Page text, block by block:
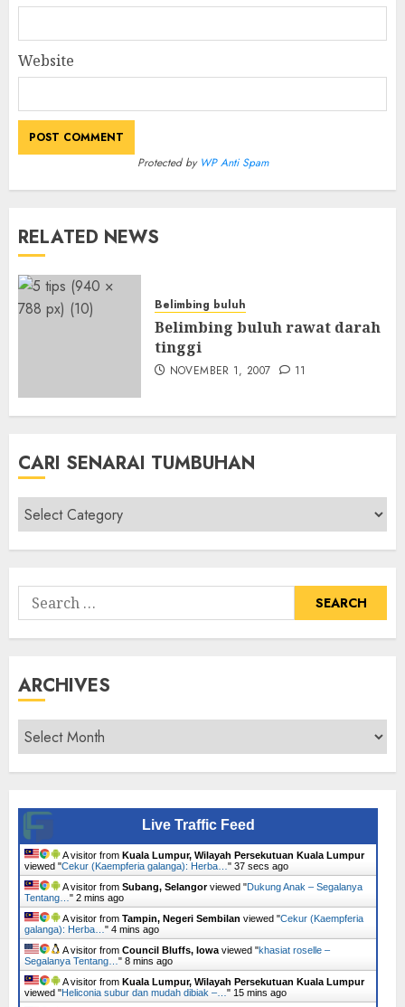
Website
Protected by WP Anti Spam
RELATED NEWS
Belimbing buluh
Belimbing buluh rawat darah
tinggi
NOVEMBER 1, 2007 11
CARI SENARAI TUMBUHAN
Cari
Senarai
Tumbuhan
Search
for:
ARCHIVES
Archives
Live Traffic Feed
A visitor from Kuala Lumpur, Wilayah Persekutuan Kuala Lumpur
viewed "Cekur (Kaempferia galanga): Herba…" 38 secs ago
A visitor from Subang, Selangorviewed "Dukung Anak – Segalanya
Tentang…" 2 mins ago
A visitor from Tampin, Negeri Sembilan viewed "Cekur (Kaempferia
galanga): Herba…" 4 mins ago
A visitor from Council Bluffs, Iowaviewed "khasiat roselle –
Segalanya Tentang…" 8 mins ago
A visitor from Kuala Lumpur, Wilayah Persekutuan Kuala Lumpur
viewed "Heliconia subur dan mudah dibiak –…" 16 mins ago